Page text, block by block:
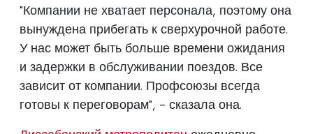
"Компании не хватает персонала, поэтому она
вынуждена прибегать к сверхурочной работе.
У нас может быть больше времени ожидания
и задержки в обслуживании поездов. Все
зависит от компании. Профсоюзы всегда
готовы к переговорам", - сказала она.